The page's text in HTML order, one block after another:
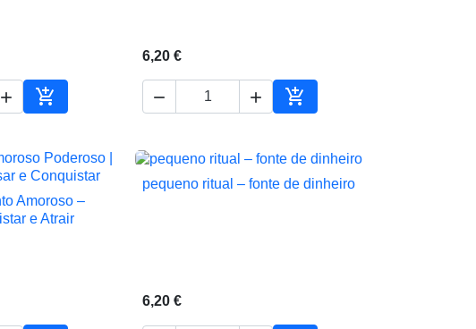
 
Adicionar ao carrinho
6,20 €
  
Adicionar ao carrinho
rápida
Amoroso –
e Atrair
 Vista rápida
pequeno ritual – fonte de dinheiro
6,20 €